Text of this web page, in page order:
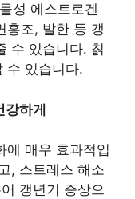
성 에스트로겐
홍조, 발한 등 갱
수 있습니다. 칡
수 있습니다.
강하게
에 매우 효과적입
, 스트레스 해소
갱년기 증상으